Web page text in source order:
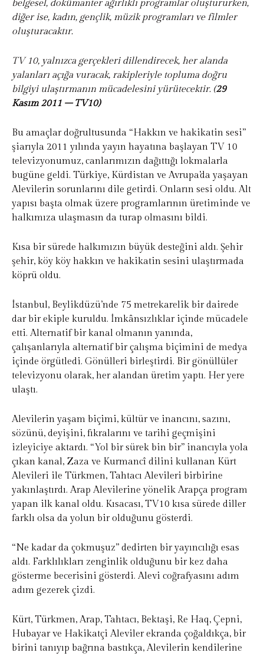
belgesel, dokümanter ağırlıklı programlar oluştururken,
diğer ise, kadın, gençlik, müzik programları ve filmler
oluşturacaktır.
TV 10, yalnızca gerçekleri dillendirecek, her alanda
yalanları açığa vuracak, rakipleriyle topluma doğru
bilgiyi ulaştırmanın mücadelesini yürütecektir. (29
Kasım 2011 – TV10)
Bu amaçlar doğrultusunda “Hakkın ve hakikatin sesi”
şiarıyla 2011 yılında yayın hayatına başlayan TV 10
televizyonumuz, canlarımızın dağıttığı lokmalarla
bugüne geldi. Türkiye, Kürdistan ve Avrupa’da yaşayan
Alevilerin sorunlarını dile getirdi. Onların sesi oldu. Alt
yapısı başta olmak üzere programlarının üretiminde ve
halkımıza ulaşmasın da turap olmasını bildi.
Kısa bir sürede halkımızın büyük desteğini aldı. Şehir
şehir, köy köy hakkın ve hakikatin sesini ulaştırmada
köprü oldu.
İstanbul, Beylikdüzü’nde 75 metrekarelik bir dairede
dar bir ekiple kuruldu. İmkânsızlıklar içinde mücadele
etti. Alternatif bir kanal olmanın yanında,
çalışanlarıyla alternatif bir çalışma biçimini de medya
içinde örgütledi. Gönülleri birleştirdi. Bir gönüllüler
televizyonu olarak, her alandan üretim yaptı. Her yere
ulaştı.
Alevilerin yaşam biçimi, kültür ve inancını, sazını,
sözünü, deyişini, fıkralarını ve tarihi geçmişini
izleyiciye aktardı. “Yol bir sürek bin bir” inancıyla yola
çıkan kanal, Zaza ve Kurmancî dilini kullanan Kürt
Alevileri ile Türkmen, Tahtacı Alevileri birbirine
yakınlaştırdı. Arap Alevilerine yönelik Arapça program
yapan ilk kanal oldu. Kısacası, TV10 kısa sürede diller
farklı olsa da yolun bir olduğunu gösterdi.
“Ne kadar da çokmuşuz” dedirten bir yayıncılığı esas
aldı. Farklılıkları zenginlik olduğunu bir kez daha
gösterme becerisini gösterdi. Alevi coğrafyasını adım
adım gezerek çizdi.
Kürt, Türkmen, Arap, Tahtacı, Bektaşi, Re Haq, Çepni,
Hubayar ve Hakikatçi Aleviler ekranda çoğaldıkça, bir
birini tanıyıp bağrına bastıkça, Alevilerin kendilerine